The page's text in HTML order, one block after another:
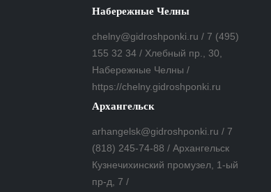
Набережные Челны
chelny@gidroshponki.ru / 7 (495)
155 32 34 / Хлебный пр., 30,
Набережные Челны /
https://chelny.gidroshponki.ru
Архангельск
arhangelsk@gidroshponki.ru / 7
(818) 245-74-88 / Архангельск
Кузнечихинский промузел, 1-ый
пр-д, 7 /